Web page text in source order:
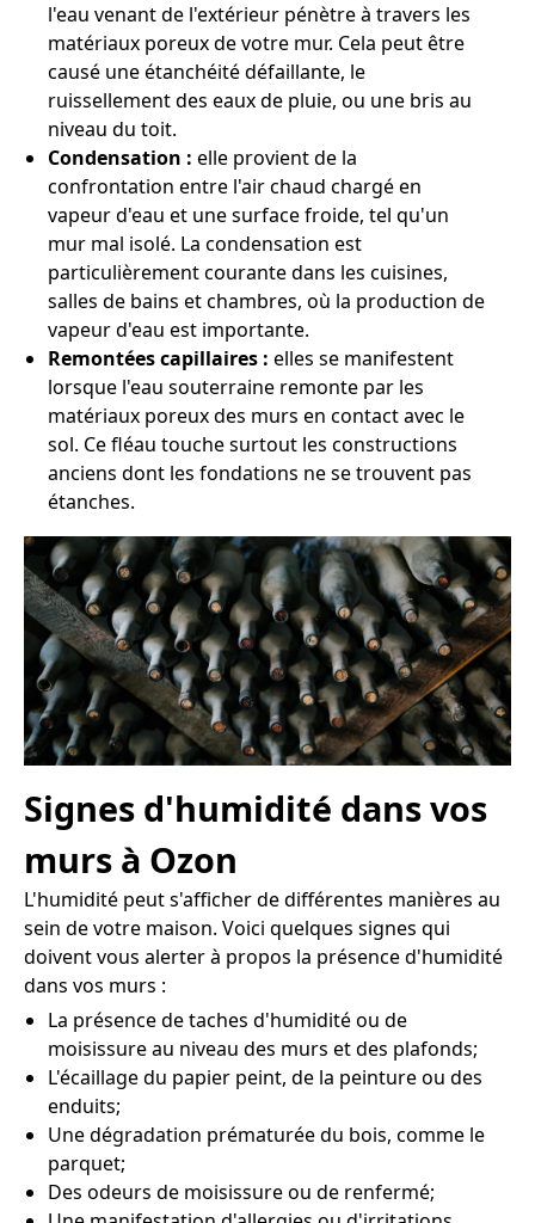
l'eau venant de l'extérieur pénètre à travers les
matériaux poreux de votre mur. Cela peut être
causé une étanchéité défaillante, le
ruissellement des eaux de pluie, ou une bris au
niveau du toit.
Condensation : elle provient de la
confrontation entre l'air chaud chargé en
vapeur d'eau et une surface froide, tel qu'un
mur mal isolé. La condensation est
particulièrement courante dans les cuisines,
salles de bains et chambres, où la production de
vapeur d'eau est importante.
Remontées capillaires : elles se manifestent
lorsque l'eau souterraine remonte par les
matériaux poreux des murs en contact avec le
sol. Ce fléau touche surtout les constructions
anciens dont les fondations ne se trouvent pas
étanches.
Signes d'humidité dans vos
murs à Ozon
L'humidité peut s'afficher de différentes manières au
sein de votre maison. Voici quelques signes qui
doivent vous alerter à propos la présence d'humidité
dans vos murs :
La présence de taches d'humidité ou de
moisissure au niveau des murs et des plafonds;
L'écaillage du papier peint, de la peinture ou des
enduits;
Une dégradation prématurée du bois, comme le
parquet;
Des odeurs de moisissure ou de renfermé;